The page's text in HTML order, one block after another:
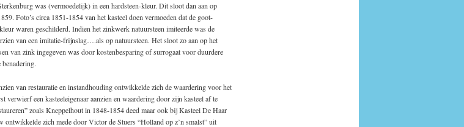
was (vermoedelijk) in een hardsteen-kleur. Dit sloot dan aan op
Foto’s circa 1851-1854 van het kasteel doen vermoeden dat de goot-
waren geschilderd. Indien het zinkwerk natuursteen imiteerde was de
van een imitatie-frijnslag….als op natuursteen. Het sloot zo aan op het
van zink ingegeven was door kostenbesparing of surrogaat voor duurdere
van restauratie en instandhouding ontwikkelde zich de waardering voor het
verwierf een kasteeleigenaar aanzien en waardering door zijn kasteel af te
zoals Kneppelhout in 1848-1854 deed maar ook bij Kasteel De Haar
ontwikkelde zich mede door Victor de Stuers “Holland op z’n smalst” uit